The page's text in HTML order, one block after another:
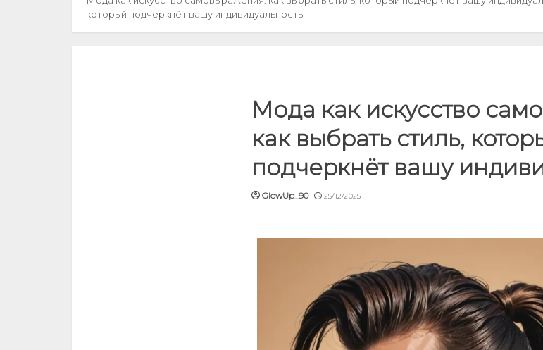
который подчеркнёт вашу индивидуальность
Мода как искусство
как выбрать стиль,
подчеркнёт вашу
GlowUp_90 25/12/2025